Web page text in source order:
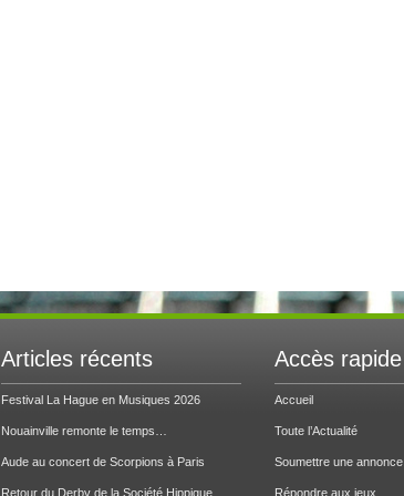
Articles récents
Festival La Hague en Musiques 2026
Nouainville remonte le temps…
Aude au concert de Scorpions à Paris
Retour du Derby de la Société Hippique
Accès rapide
Accueil
Toute l’Actualité
Soumettre une annonce
Répondre aux jeux